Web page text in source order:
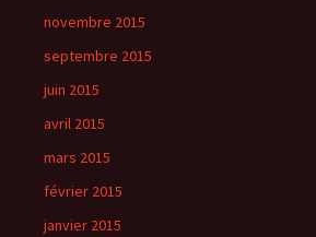
novembre 2015
septembre 2015
juin 2015
avril 2015
mars 2015
février 2015
janvier 2015